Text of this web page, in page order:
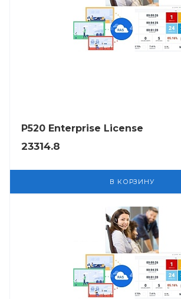
P520 Enterprise License
23314.8
В КОРЗИНУ